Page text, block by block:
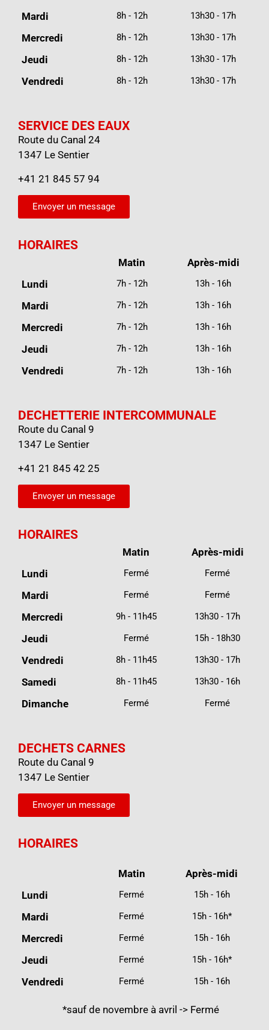
Mardi 8h - 12h 13h30 - 17h
Mercredi 8h - 12h 13h30 - 17h
Jeudi 8h - 12h 13h30 - 17h
Vendredi 8h - 12h 13h30 - 17h
SERVICE DES EAUX
Route du Canal 24
1347 Le Sentier
+41 21 845 57 94
Envoyer un message
HORAIRES
Matin
Après-midi
Lundi
7h - 12h 13h - 16h
Mardi 7h - 12h 13h - 16h
Mercredi 7h - 12h 13h - 16h
Jeudi 7h - 12h 13h - 16h
Vendredi 7h - 12h 13h - 16h
DECHETTERIE INTERCOMMUNALE
Route du Canal 9
1347 Le Sentier
+41 21 845 42 25
Envoyer un message
HORAIRES
Matin
Après-midi
Lundi
Fermé Fermé
Mardi Fermé Fermé
Mercredi 9h - 11h45 13h30 - 17h
Jeudi Fermé 15h - 18h30
Vendredi 8h - 11h45 13h30 - 17h
Samedi 8h - 11h45 13h30 - 16h
Dimanche Fermé Fermé
DECHETS CARNES
Route du Canal 9
1347 Le Sentier
Envoyer un message
HORAIRES
Matin
Après-midi
Lundi
Fermé 15h - 16h
Mardi Fermé 15h - 16h*
Mercredi Fermé 15h - 16h
Jeudi Fermé 15h - 16h*
Vendredi Fermé 15h - 16h
*sauf de novembre à avril -> Fermé